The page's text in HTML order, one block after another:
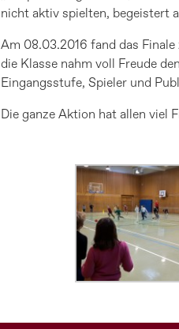
nicht aktiv spielten, begeistert
Am 08.03.2016 fand das
die Klasse nahm voll Freude
Eingangsstufe, Spieler und
Die ganze Aktion hat allen viel